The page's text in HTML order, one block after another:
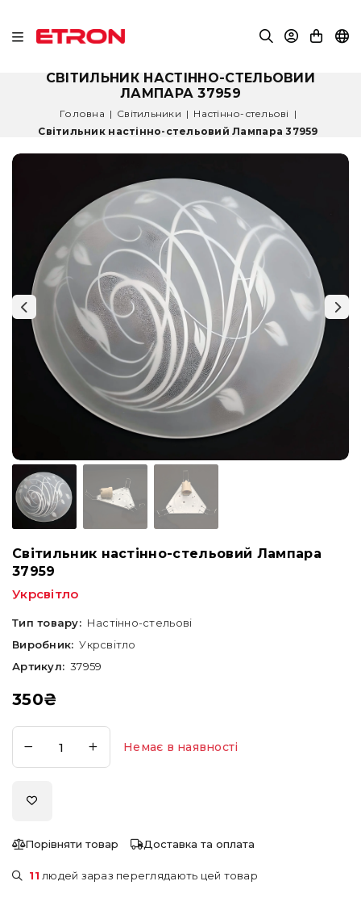
СВІТИЛЬНИК НАСТІННО-СТЕЛЬОВИЙ
ЛАМПАРА 37959
Головна | Світильники | Настінно-стельові |
Світильник настінно-стельовий Лампара 37959
Світильник настінно-стельовий Лампара
37959
Укрсвітло
Тип товару: Настінно-стельові
Виробник: Укрсвітло
Артикул: 37959
350₴
Немає в наявності
Порівняти товар Доставка та оплата
11 людей зараз переглядають цей товар